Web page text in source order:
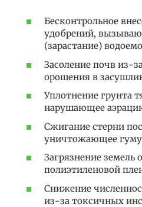
Бесконтрольное
удобрений,
(зарастание)
Засоление почв из-
орошения в
Уплотнение грунта
нарушающее
Сжигание стерни
уничтожающее
Загрязнение земель
полиэтиленовой
Снижение
из-за токсичных